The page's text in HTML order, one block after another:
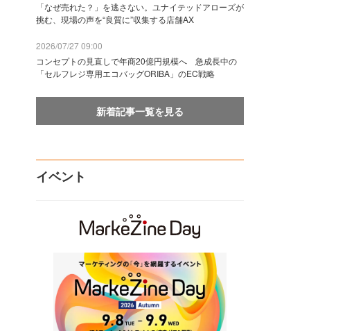
「なぜ売れた？」を逃さない。ユナイテッドアローズが
挑む、現場の声を“良質に”収集する店舗AX
2026/07/27 09:00
コンセプトの見直しで年商20億円規模へ 急成長中の
「セルフレジ専用エコバッグORIBA」のEC戦略
新着記事一覧を見る
イベント